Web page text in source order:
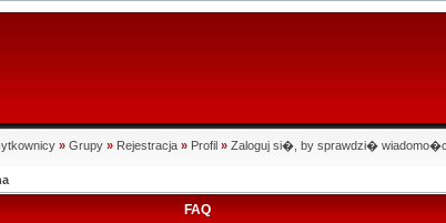
» Grupy » Rejestracja » Profil » Zaloguj si�, by sprawdzi�
FAQ